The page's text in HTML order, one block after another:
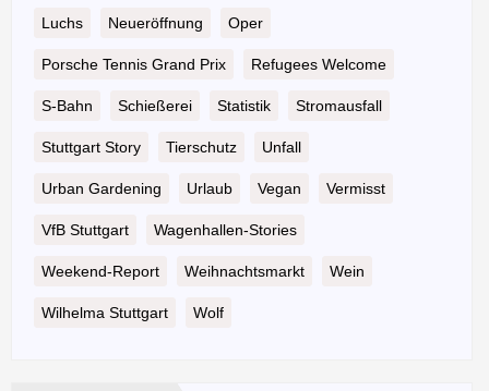
Luchs Neueröffnung Oper
Porsche Tennis Grand Prix Refugees Welcome
S-Bahn Schießerei Statistik Stromausfall
Stuttgart Story Tierschutz Unfall
Urban Gardening Urlaub Vegan Vermisst
VfB Stuttgart Wagenhallen-Stories
Weekend-Report Weihnachtsmarkt Wein
Wilhelma Stuttgart Wolf